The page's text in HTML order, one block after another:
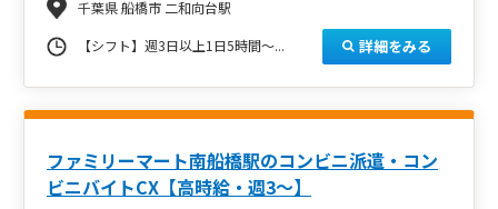
千葉県 船橋市 二和向台駅
【シフト】週3日以上1日5時間～... 詳細をみる
ファミリーマート南船橋駅のコンビニ派遣・コン
ビニバイトCX【高時給・週3～】